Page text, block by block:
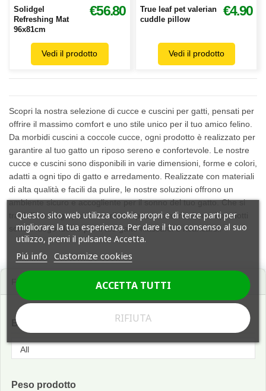
Solidgel
Refreshing Mat
96x81cm
€56.80
Vedi il prodotto
True leaf pet valerian
cuddle pillow
€4.90
Vedi il prodotto
Scopri la nostra selezione di cucce e cuscini per gatti, pensati per
offrire il massimo comfort e uno stile unico per il tuo amico felino.
Da morbidi cuscini a coccole cucce, ogni prodotto è realizzato per
garantire al tuo gatto un riposo sereno e confortevole. Le nostre
cucce e cuscini sono disponibili in varie dimensioni, forme e colori,
adatti a ogni tipo di gatto e arredamento. Realizzate con materiali
di alta qualità e facili da pulire, le nostre soluzioni offrono un
ambiente sicuro e accogliente per il sonno del tuo gatto. Che si
tratti di un lungo pisolino o di un riposo notturno, i nostri prodotti
sono il luogo ideale per il tuo gatto rilassarsi e ricaricarsi.
Filtro
Brand
Peso prodotto
Questo sito web utilizza cookie propri e di terze parti per
migliorare la tua esperienza. Per dare il tuo consenso al suo
utilizzo, premi il pulsante Accetta.
Piú info Customize cookies
RIFIUTA
ACCETTA TUTTI